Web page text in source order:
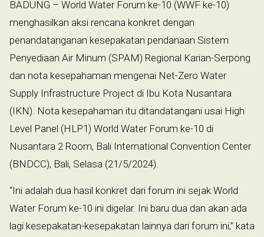
BADUNG – World Water Forum ke-10 (WWF ke-10)
menghasilkan aksi rencana konkret dengan
penandatanganan kesepakatan pendanaan Sistem
Penyediaan Air Minum (SPAM) Regional Karian-Serpong
dan nota kesepahaman mengenai Net-Zero Water
Supply Infrastructure Project di Ibu Kota Nusantara
(IKN). Nota kesepahaman itu ditandatangani usai High
Level Panel (HLP1) World Water Forum ke-10 di
Nusantara 2 Room, Bali International Convention Center
(BNDCC), Bali, Selasa (21/5/2024).
“Ini adalah dua hasil konkret dari forum ini sejak World
Water Forum ke-10 ini digelar. Ini baru dua dan akan ada
lagi kesepakatan-kesepakatan lainnya dari forum ini,” kata